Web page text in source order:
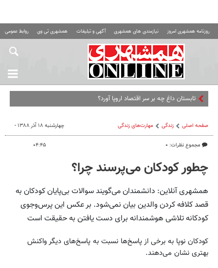
روزنامه همشهری امروز نیازمندی های همشهری آگهی و تبلیغات همشهری تی وی روابط عمومی
صفحه اصلی زندگی مهارت‌های زندگی
مجموع نظرات: ۰
چهارشنبه ۱۸ آذر ۱۳۸۸ -
۰۴:۴۵
چطور کودکان می‌پرسند چرا؟
همشهری آنلاین: دانشمندان می‌گویند سوالات بی‌پایان کودکان به
قصد کلافه کردن والدین بیان نمی‌شود. بر عکس این پرس‌وجوی
کودکانه تلاشی هوشمندانه برای دست یافتن به حقیقت است
کودکان نوپا به برخی از پاسخ‌ها نسبت به پاسخ‌های دیگر واکنش
بهتری نشان می‌دهند.